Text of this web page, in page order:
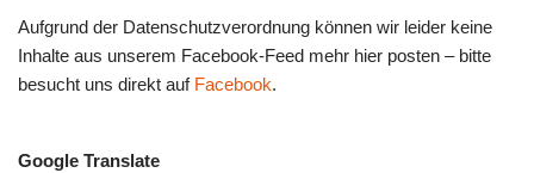
Aufgrund der Datenschutzverordnung können wir leider keine
Inhalte aus unserem Facebook-Feed mehr hier posten – bitte
besucht uns direkt auf Facebook.
Google Translate